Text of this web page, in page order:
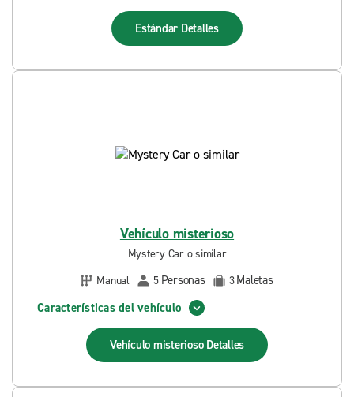
Estándar Detalles
Vehículo misterioso
Mystery Car o similar
Manual
5 Personas 3Maletas
Características del vehículo
Vehículo misterioso Detalles